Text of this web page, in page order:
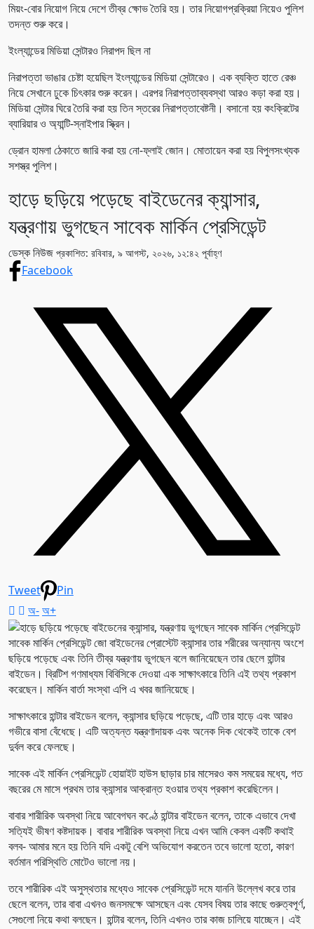
মিয়ং-বোর নিয়োগ নিয়ে দেশে তীব্র ক্ষোভ তৈরি হয়। তার নিয়োগপ্রক্রিয়া নিয়েও পুলিশ
তদন্ত শুরু করে।
ইংল্যান্ডের মিডিয়া সেন্টারও নিরাপদ ছিল না
নিরাপত্তা ভাঙার চেষ্টা হয়েছিল ইংল্যান্ডের মিডিয়া সেন্টারেও। এক ব্যক্তি হাতে রেঞ্চ
নিয়ে সেখানে ঢুকে চিৎকার শুরু করেন। এরপর নিরাপত্তাব্যবস্থা আরও কড়া করা হয়।
মিডিয়া সেন্টার ঘিরে তৈরি করা হয় তিন স্তরের নিরাপত্তাবেষ্টনী। বসানো হয় কংক্রিটের
ব্যারিয়ার ও অ্যান্টি-স্নাইপার স্ক্রিন।
ড্রোন হামলা ঠেকাতে জারি করা হয় নো-ফ্লাই জোন। মোতায়েন করা হয় বিপুলসংখ্যক
সশস্ত্র পুলিশ।
হাড়ে ছড়িয়ে পড়েছে বাইডেনের ক্যান্সার,
যন্ত্রণায় ভুগছেন সাবেক মার্কিন প্রেসিডেন্ট
ডেস্ক নিউজ প্রকাশিত: রবিবার, ৯ আগস্ট, ২০২৬, ১২:৪২ পূর্বাহ্ণ
Facebook
Tweet
Pin
অ-অ+
সাবেক মার্কিন প্রেসিডেন্ট জো বাইডেনের প্রোস্টেট ক্যান্সার তার শরীরের অন্যান্য অংশে
ছড়িয়ে পড়েছে এবং তিনি তীব্র যন্ত্রণায় ভুগছেন বলে জানিয়েছেন তার ছেলে হান্টার
বাইডেন। ব্রিটিশ গণমাধ্যম বিবিসিকে দেওয়া এক সাক্ষাৎকারে তিনি এই তথ্য প্রকাশ
করেছেন। মার্কিন বার্তা সংস্থা এপি এ খবর জানিয়েছে।
সাক্ষাৎকারে হান্টার বাইডেন বলেন, ক্যান্সার ছড়িয়ে পড়েছে, এটি তার হাড়ে এবং আরও
গভীরে বাসা বেঁধেছে। এটি অত্যন্ত যন্ত্রণাদায়ক এবং অনেক দিক থেকেই তাকে বেশ
দুর্বল করে ফেলছে।
সাবেক এই মার্কিন প্রেসিডেন্ট হোয়াইট হাউস ছাড়ার চার মাসেরও কম সময়ের মধ্যে, গত
বছরের মে মাসে প্রথম তার ক্যান্সার আক্রান্ত হওয়ার তথ্য প্রকাশ করেছিলেন।
বাবার শারীরিক অবস্থা নিয়ে আবেগঘন কণ্ঠে হান্টার বাইডেন বলেন, তাকে এভাবে দেখা
সত্যিই ভীষণ কষ্টদায়ক। বাবার শারীরিক অবস্থা নিয়ে এখন আমি কেবল একটি কথাই
বলব- আমার মনে হয় তিনি যদি একটু বেশি অভিযোগ করতেন তবে ভালো হতো, কারণ
বর্তমান পরিস্থিতি মোটেও ভালো নয়।
তবে শারীরিক এই অসুস্থতার মধ্যেও সাবেক প্রেসিডেন্ট দমে যাননি উল্লেখ করে তার
ছেলে বলেন, তার বাবা এখনও জনসমক্ষে আসছেন এবং যেসব বিষয় তার কাছে গুরুত্বপূর্ণ,
সেগুলো নিয়ে কথা বলছেন। হান্টার বলেন, তিনি এখনও তার কাজ চালিয়ে যাচ্ছেন। এই